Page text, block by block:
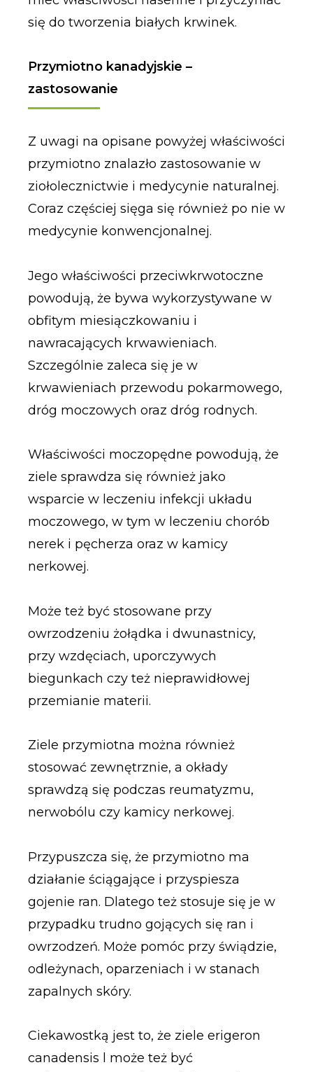
się do tworzenia białych krwinek.
Przymiotno kanadyjskie –
zastosowanie
Z uwagi na opisane powyżej właściwości
przymiotno znalazło zastosowanie w
ziołolecznictwie i medycynie naturalnej.
Coraz częściej sięga się również po nie w
medycynie konwencjonalnej.
Jego właściwości przeciwkrwotoczne
powodują, że bywa wykorzystywane w
obfitym miesiączkowaniu i
nawracających krwawieniach.
Szczególnie zaleca się je w
krwawieniach przewodu pokarmowego,
dróg moczowych oraz dróg rodnych.
Właściwości moczopędne powodują, że
ziele sprawdza się również jako
wsparcie w leczeniu infekcji układu
moczowego, w tym w leczeniu chorób
nerek i pęcherza oraz w kamicy
nerkowej.
Może też być stosowane przy
owrzodzeniu żołądka i dwunastnicy,
przy wzdęciach, uporczywych
biegunkach czy też nieprawidłowej
przemianie materii.
Ziele przymiotna można również
stosować zewnętrznie, a okłady
sprawdzą się podczas reumatyzmu,
nerwobólu czy kamicy nerkowej.
Przypuszcza się, że przymiotno ma
działanie ściągające i przyspiesza
gojenie ran. Dlatego też stosuje się je w
przypadku trudno gojących się ran i
owrzodzeń. Może pomóc przy świądzie,
odleżynach, oparzeniach i w stanach
zapalnych skóry.
Ciekawostką jest to, że ziele erigeron
canadensis l może też być